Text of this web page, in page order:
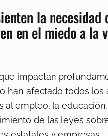
la
en el miedo a la
impactan
han afectado todos los
al empleo, la
de las leyes